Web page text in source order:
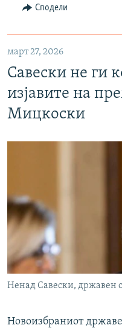
Сподели
март 27, 2026
Савески не ги
изјавите на
Мицкоски
Ненад Савески, државен
Новоизбраниот